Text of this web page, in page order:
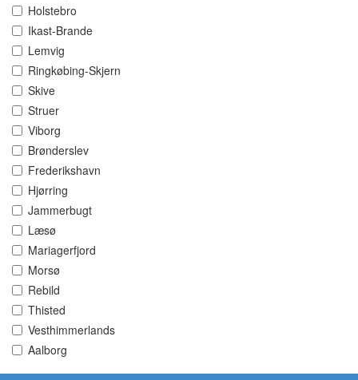
Holstebro
Ikast-Brande
Lemvig
Ringkøbing-Skjern
Skive
Struer
Viborg
Brønderslev
Frederikshavn
Hjørring
Jammerbugt
Læsø
Mariagerfjord
Morsø
Rebild
Thisted
Vesthimmerlands
Aalborg